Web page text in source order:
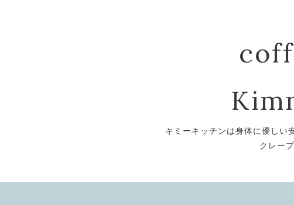
キミーキッチンは身体に優しい
クレー